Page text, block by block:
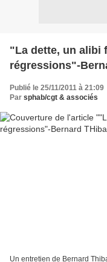
"La dette, un alibi
régressions"-
Publié le 25/11/2011 à 21:09
Par sphab/cgt & associés
Un entretien de Bernard